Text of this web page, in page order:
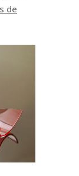
de